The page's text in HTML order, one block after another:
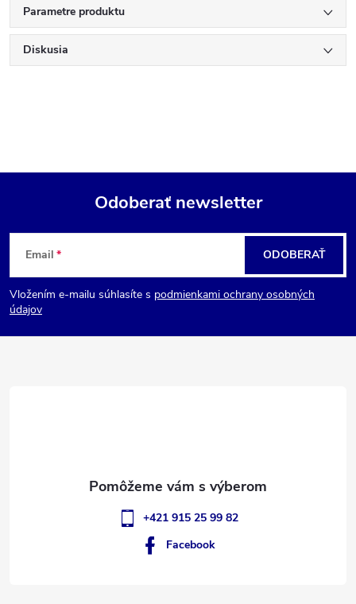
Parametre produktu
Diskusia
Z
á
p
Odoberať newsletter
Email
Vložením e-mailu súhlasíte s podmienkami ochrany osobných
údajov
ODOBERAŤ
+421 915 25 99 82
Facebook